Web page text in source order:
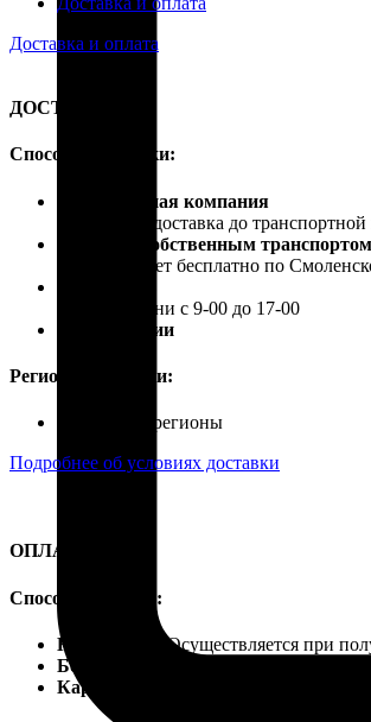
Доставка и оплата
ДОСТАВКА
Способы доставки:
Транспортная компания
Бесплатная доставка до
Доставка собственным транспортом
Осуществляет бесплатно по
В рабочие дни с 9-00 до 17-00
Почта России
Регионы доставки:
Россия, все регионы
Подробнее об условиях доставки
ОПЛАТА
Способы оплаты:
Наличными Осуществляется при
Безналичный расчет
Карты VISA